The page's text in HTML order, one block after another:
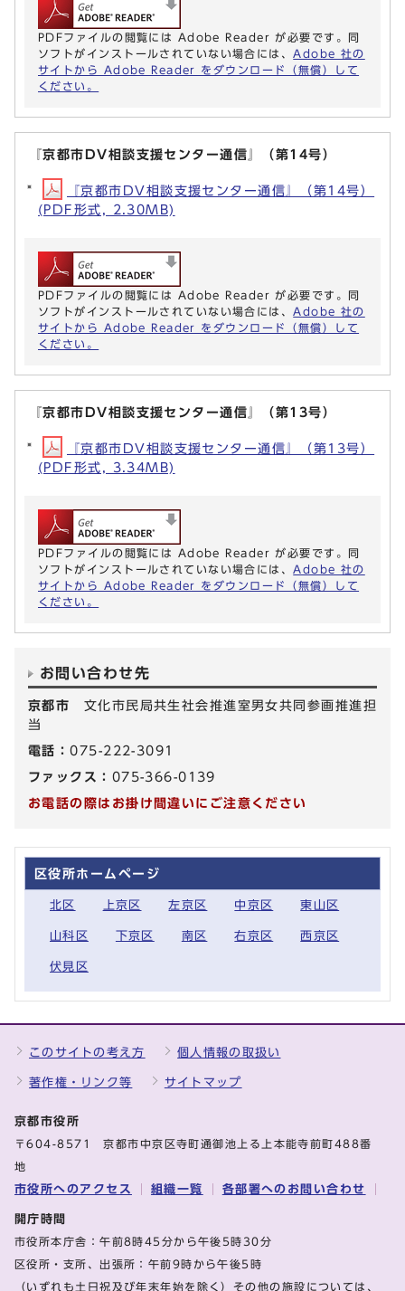
PDFファイルの閲覧には Adobe Reader が必要です。同
ソフトがインストールされていない場合には、 Adobe 社の
サイトから Adobe Reader をダウンロード（無償）して
ください。
『京都市DV相談支援センター通信』（第14号）
『京都市DV相談支援センター通信』（第14号）
(PDF形式, 2.30MB)
PDFファイルの閲覧には Adobe Reader が必要です。同
ソフトがインストールされていない場合には、 Adobe 社の
サイトから Adobe Reader をダウンロード（無償）して
ください。
『京都市DV相談支援センター通信』（第13号）
『京都市DV相談支援センター通信』（第13号）
(PDF形式, 3.34MB)
PDFファイルの閲覧には Adobe Reader が必要です。同
ソフトがインストールされていない場合には、 Adobe 社の
サイトから Adobe Reader をダウンロード（無償）して
ください。
お問い合わせ先
京都市 文化市民局共生社会推進室男女共同参画推進担
当
電話：075-222-3091
ファックス： 075-366-0139
お電話の際はお掛け間違いにご注意ください
区役所ホームページ
北区 上京区 左京区 中京区 東山区
山科区 下京区 南区 右京区 西京区
伏見区
このサイトの考え方 個人情報の取扱い
著作権・リンク等 サイトマップ
京都市役所
〒604-8571 京都市中京区寺町通御池上る上本能寺前町488番
地
市役所へのアクセス 組織一覧 各部署へのお問い合わせ
開庁時間
市役所本庁舎：午前8時45分から午後5時30分
区役所・支所、出張所：午前9時から午後5時
（いずれも土日祝及び年末年始を除く）その他の施設については、